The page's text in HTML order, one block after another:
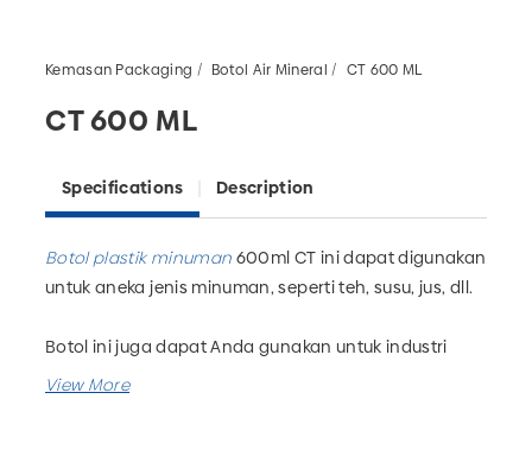
Kemasan Packaging Botol Air Mineral CT 600 ML
CT 600 ML
Specifications Description
Botol plastik minuman 600ml CT ini dapat digunakan
untuk aneka jenis minuman, seperti teh, susu, jus, dll.
Botol ini juga dapat Anda gunakan untuk industri
minuman dan farmasi.